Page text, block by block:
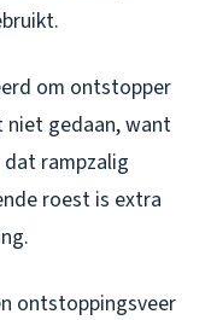
om ontstopper
niet gedaan, want
rampzalig
roest is extra
ontstoppingsveer